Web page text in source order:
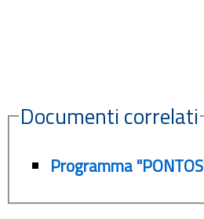
Documenti correlati
Programma